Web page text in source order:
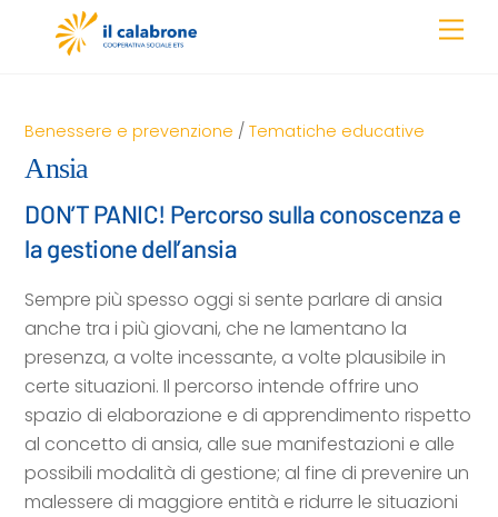
Benessere e prevenzione / Tematiche educative
Ansia
DON’T PANIC! Percorso sulla conoscenza e
la gestione dell’ansia
Sempre più spesso oggi si sente parlare di ansia
anche tra i più giovani, che ne lamentano la
presenza, a volte incessante, a volte plausibile in
certe situazioni. Il percorso intende offrire uno
spazio di elaborazione e di apprendimento rispetto
al concetto di ansia, alle sue manifestazioni e alle
possibili modalità di gestione; al fine di prevenire un
malessere di maggiore entità e ridurre le situazioni